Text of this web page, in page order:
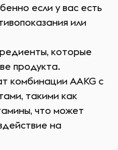
если у вас есть
или
которые
продукта.
комбинации AAKG с
такими как
что может
на